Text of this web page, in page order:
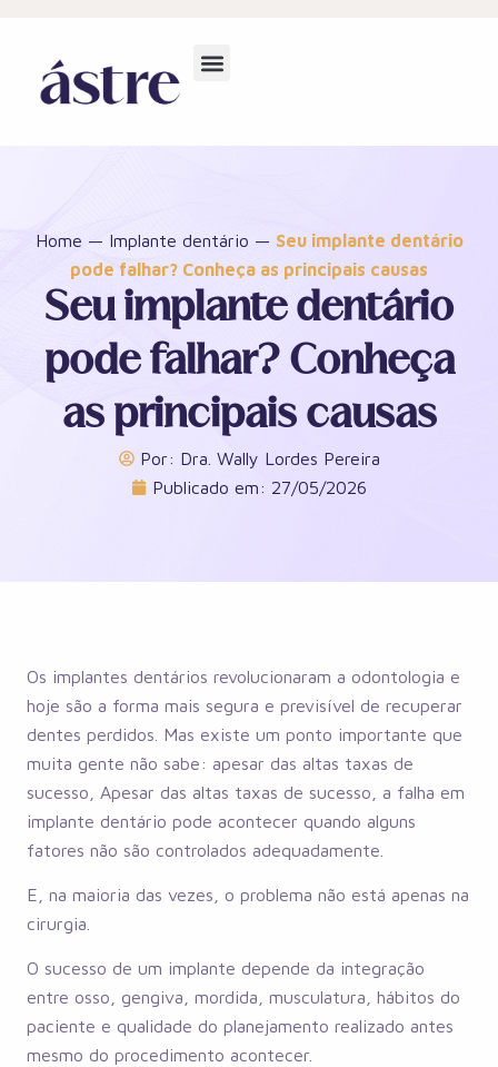
Home — Implante dentário — Seu implante dentário
pode falhar? Conheça as principais causas
Seu implante dentário
pode falhar? Conheça
as principais causas
Por: Dra. Wally Lordes Pereira
Publicado em: 27/05/2026
Os implantes dentários revolucionaram a odontologia e
hoje são a forma mais segura e previsível de recuperar
dentes perdidos. Mas existe um ponto importante que
muita gente não sabe: apesar das altas taxas de
sucesso, Apesar das altas taxas de sucesso, a falha em
implante dentário pode acontecer quando alguns
fatores não são controlados adequadamente.
E, na maioria das vezes, o problema não está apenas na
cirurgia.
O sucesso de um implante depende da integração
entre osso, gengiva, mordida, musculatura, hábitos do
paciente e qualidade do planejamento realizado antes
mesmo do procedimento acontecer.